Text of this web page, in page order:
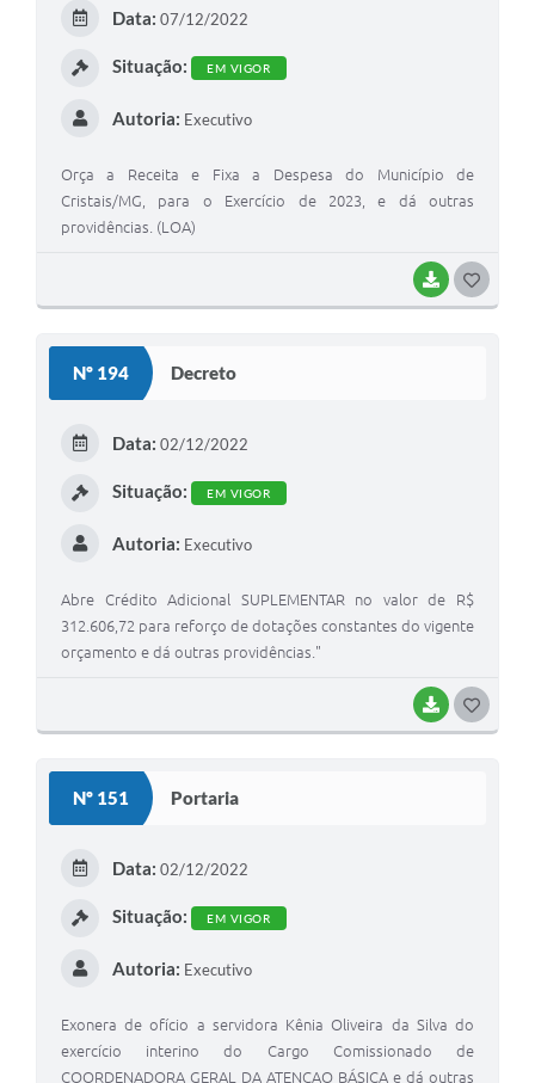
BAIXAR
Data: 07/12/2022
Situação: EM VIGOR
Autoria: Executivo
Orça a Receita e Fixa a Despesa do Município de
Cristais/MG, para o Exercício de 2023, e dá outras
providências. (LOA)
Nº 194 Decreto
BAIXAR
Data: 02/12/2022
Situação: EM VIGOR
Autoria: Executivo
Abre Crédito Adicional SUPLEMENTAR no valor de R$
312.606,72 para reforço de dotações constantes do vigente
orçamento e dá outras providências."
Nº 151 Portaria
Data: 02/12/2022
Situação: EM VIGOR
Autoria: Executivo
Exonera de ofício a servidora Kênia Oliveira da Silva do
exercício interino do Cargo Comissionado de
COORDENADORA GERAL DA ATENÇAO BÁSICA e dá outras